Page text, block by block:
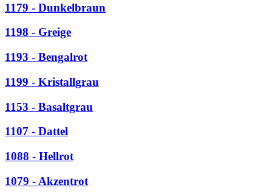
1179 - Dunkelbraun
1198 - Greige
1193 - Bengalrot
1199 - Kristallgrau
1153 - Basaltgrau
1107 - Dattel
1088 - Hellrot
1079 - Akzentrot